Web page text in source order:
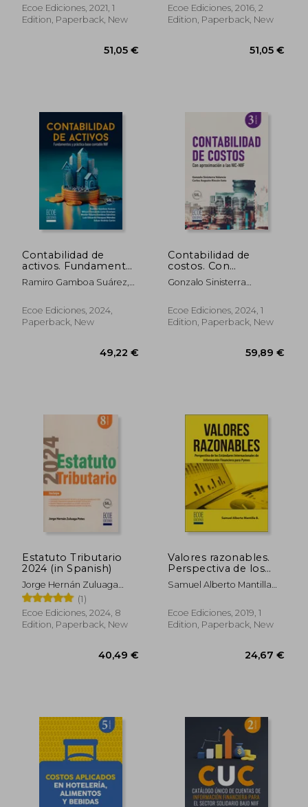
24,67 €
Ecoe Ediciones, 2021, 1
Edition, Paperback, New
51,05 €
Ecoe Ediciones, 2016, 2
Edition, Paperback, New
Contabilidad de
activos. Fundamentos
y práctica base
contable NIIF (in
Ramiro Gamboa Suárez,
Ocampo, Merlín Yolims
Gamboa Sánchez, Luis
Eduardo Vásquez Méndez,
Ecoe Ediciones, 2024,
Paperback, New
Contabilidad de
costos. Con
aproximación a las
NIC/NIFF (in Spanish)
Gonzalo Sinisterra
Rincón Soto
Ecoe Ediciones, 2024, 1
Edition, Paperback, New
Estatuto Tributario
2024 (in Spanish)
Jorge Hernán Zuluaga
Potes
(1)
Ecoe Ediciones, 2024, 8
Edition, Paperback, New
Valores razonables.
Perspectiva de los
estándares
internacionales de
financiera para pymes
- 1ra edición (in
Samuel Alberto Mantilla
Ecoe Ediciones, 2019, 1
Edition, Paperback, New